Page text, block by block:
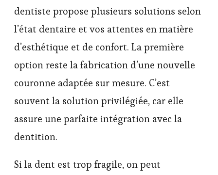
dentiste propose plusieurs solutions selon
l’état dentaire et vos attentes en matière
d’esthétique et de confort. La première
option reste la fabrication d’une nouvelle
couronne adaptée sur mesure. C’est
souvent la solution privilégiée, car elle
assure une parfaite intégration avec la
dentition.
Si la dent est trop fragile, on peut